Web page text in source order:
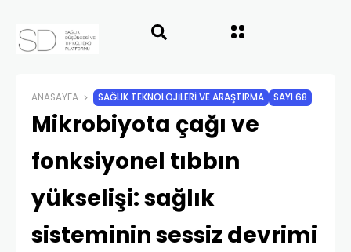
ANASAYFA SAĞLIK TEKNOLOJILERI VE ARAŞTIRMA SAYI 68
Mikrobiyota çağı ve
fonksiyonel tıbbın
yükselişi: sağlık
sisteminin sessiz devrimi